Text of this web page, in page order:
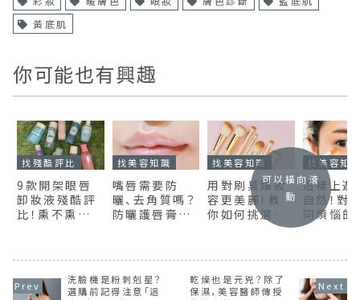
黃底肌
你可能也有興趣
找殘酷評比
9款開架眼唇
卸妝液殘酷評
比！熏不熏眼？
給你看！
找美容知識
嘴唇需要防
曬、去角質嗎？
防曬護唇膏怎
找美容知識
用對刷具讓妝
容更美麗！教
你如何挑選彩
妝刷及推薦的
找美容知
這樣上遮
自然！對
同煩惱的
選用技巧
可以橫向滾
動
洗臉機是粉刺剋星？
選購前記得注意「這
乾燥也是元兇？除了
保濕，美容醫師傳授